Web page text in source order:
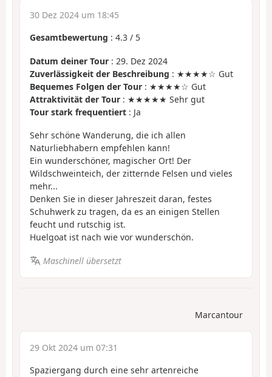
30 Dez 2024 um 18:45
Gesamtbewertung : 4.3 / 5
Datum deiner Tour : 29. Dez 2024
Zuverlässigkeit der Beschreibung : ★★★★☆ Gut
Bequemes Folgen der Tour : ★★★★☆ Gut
Attraktivität der Tour : ★★★★★ Sehr gut
Tour stark frequentiert : Ja
Sehr schöne Wanderung, die ich allen
Naturliebhabern empfehlen kann!
Ein wunderschöner, magischer Ort! Der
Wildschweinteich, der zitternde Felsen und vieles
mehr...
Denken Sie in dieser Jahreszeit daran, festes
Schuhwerk zu tragen, da es an einigen Stellen
feucht und rutschig ist.
Huelgoat ist nach wie vor wunderschön.
Maschinell übersetzt
Marcantour
29 Okt 2024 um 07:31
Spaziergang durch eine sehr artenreiche